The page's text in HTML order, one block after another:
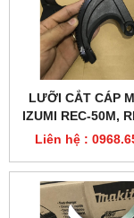
LƯỠI CẮT CÁP
IZUMI REC-50M,
LIC-50, LIC-
Liên hệ :